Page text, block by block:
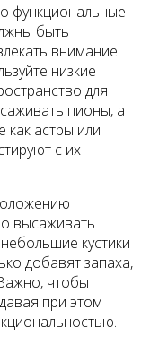
функциональные
быть
внимание.
низкие
для
пионы, а
как астры или
с их
высаживать
кустики
добавят запаха,
чтобы
при этом